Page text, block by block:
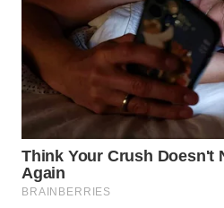
WN
CIANJUR
WN
KEPULAUAN
SERIBU
WN